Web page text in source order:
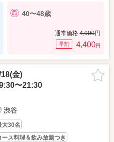
40〜48歳
通常価格 4,900円
早割 4,400円
金)
〜21:30
渋谷
大30名
ース料理＆飲み放題つき